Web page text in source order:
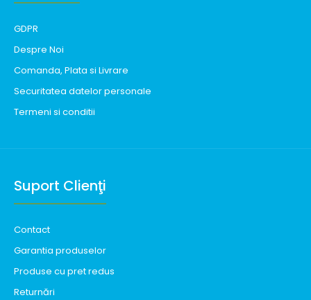
GDPR
Despre Noi
Comanda, Plata si Livrare
Securitatea datelor personale
Termeni si conditii
Suport Clienţi
Contact
Garantia produselor
Produse cu pret redus
Returnări